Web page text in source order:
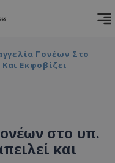
Γονέων Στο
Εκφοβίζει
στο υπ.
και